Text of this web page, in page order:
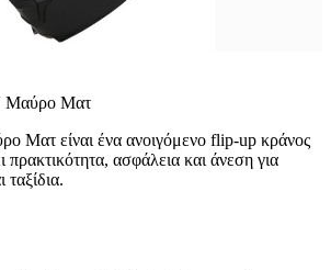
Μαύρο Ματ
Ματ είναι ένα ανοιγόμενο flip-up κράνος
ασφάλεια και άνεση για